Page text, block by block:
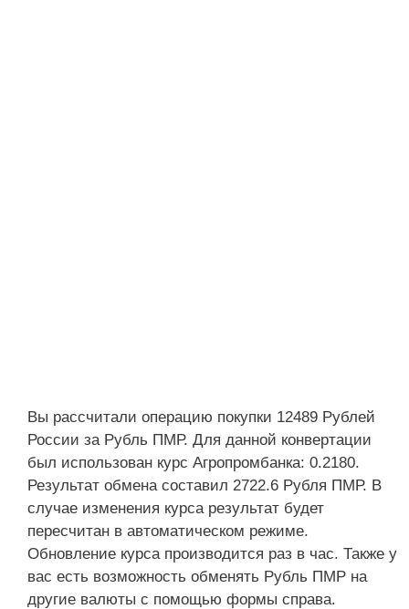
Вы рассчитали операцию покупки 12489 Рублей
России за Рубль ПМР. Для данной конвертации
был использован курс Агропромбанка: 0.2180.
Результат обмена составил 2722.6 Рубля ПМР. В
случае изменения курса результат будет
пересчитан в автоматическом режиме.
Обновление курса производится раз в час. Также у
вас есть возможность обменять Рубль ПМР на
другие валюты с помощью формы справа.